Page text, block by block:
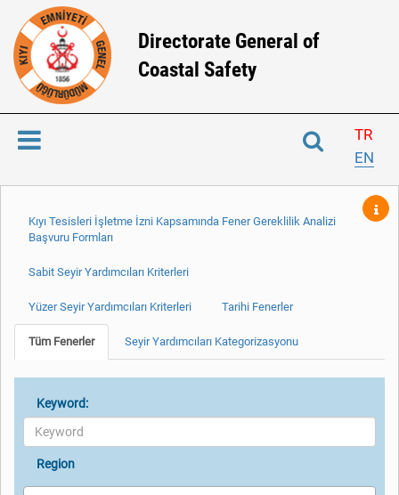
Directorate General of
Coastal Safety
TR
EN
Kıyı Tesisleri İşletme İzni Kapsamında Fener Gereklilik Analizi
Başvuru Formları
Sabit Seyir Yardımcıları Kriterleri
Yüzer Seyir Yardımcıları Kriterleri Tarihi Fenerler
Tüm Fenerler Seyir Yardımcıları Kategorizasyonu
Keyword:
Region